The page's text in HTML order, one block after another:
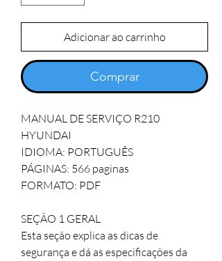
Adicionar ao carrinho
Comprar
MANUAL DE SERVIÇO R210
HYUNDAI
IDIOMA: PORTUGUÊS
PÁGINAS: 566 paginas
FORMATO: PDF
SEÇÃO 1 GERAL
Esta seção explica as dicas de
segurança e dá as especificações da